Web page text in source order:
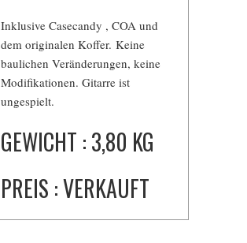
Inklusive Casecandy , COA und
dem originalen Koffer. Keine
baulichen Veränderungen, keine
Modifikationen. Gitarre ist
ungespielt.
GEWICHT : 3,80 KG
PREIS : VERKAUFT